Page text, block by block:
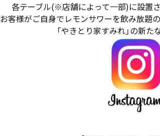
各テーブル(※店舗によって一部)に設置
お客様がご自身でレモンサワーを飲み放題
「やきとり家すみれ」の新た